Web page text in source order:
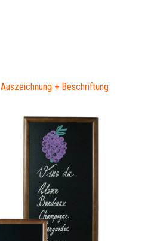
Auszeichnung + Beschriftung